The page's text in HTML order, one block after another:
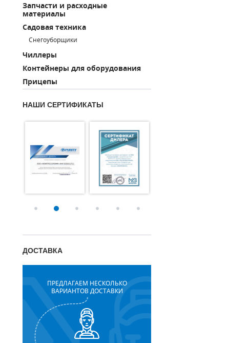
Запчасти и расходные
материалы
Садовая техника
Снегоуборщики
Чиллеры
Контейнеры для оборудования
Прицепы
НАШИ СЕРТИФИКАТЫ
ДОСТАВКА
ПРЕДЛАГАЕМ НЕСКОЛЬКО
ВАРИАНТОВ ДОСТАВКИ
ДЕТАЛИ НАСОСНОЙ ЧАСТИ
ДЕТАЛИ ПОГРУЖНЫХ НАСОСОВ
ШЛАНГИ ДЛЯ МОТОПОМП
ДЛЯ ВАКУУМНЫХ НАСОСОВ